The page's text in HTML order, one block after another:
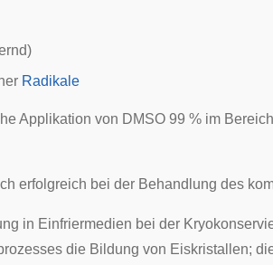
Radikale
Applikation von DMSO 99 % im
erfolgreich bei der Behandlung des
in Einfriermedien bei der
die Bildung von Eiskristallen;